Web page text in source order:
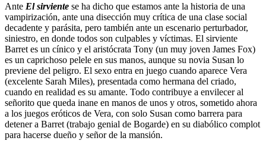
Ante El sirviente se ha dicho que estamos ante la historia de una
vampirización, ante una disección muy crítica de una clase social
decadente y parásita, pero también ante un escenario perturbador,
siniestro, en donde todos son culpables y víctimas. El sirviente
Barret es un cínico y el aristócrata Tony (un muy joven James Fox)
es un caprichoso pelele en sus manos, aunque su novia Susan lo
previene del peligro. El sexo entra en juego cuando aparece Vera
(excelente Sarah Miles), presentada como hermana del criado,
cuando en realidad es su amante. Todo contribuye a envilecer al
señorito que queda inane en manos de unos y otros, sometido ahora
a los juegos eróticos de Vera, con solo Susan como barrera para
detener a Barret (trabajo genial de Bogarde) en su diabólico complot
para hacerse dueño y señor de la mansión.